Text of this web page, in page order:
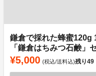
鎌倉で採れた蜂蜜120g
「鎌倉はちみつ石鹸」
¥5,000 (税込/送料込)残り49